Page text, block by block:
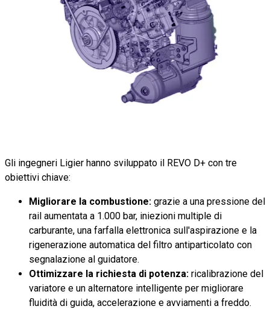
Gli ingegneri Ligier hanno sviluppato il REVO D+ con tre
obiettivi chiave:
Migliorare la combustione: grazie a una pressione del
rail aumentata a 1.000 bar, iniezioni multiple di
carburante, una farfalla elettronica sull'aspirazione e la
rigenerazione automatica del filtro antiparticolato con
segnalazione al guidatore.
Ottimizzare la richiesta di potenza: ricalibrazione del
variatore e un alternatore intelligente per migliorare
fluidità di guida, accelerazione e avviamenti a freddo.